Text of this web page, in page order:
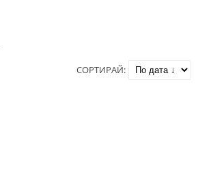
СОРТИРАЙ: